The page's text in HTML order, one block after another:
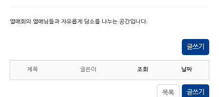
열매회의 열매님들과 자유롭게 담소를 나누는 공간입니다.
글쓰기
제목 글쓴이 조회 날짜
목록 글쓰기